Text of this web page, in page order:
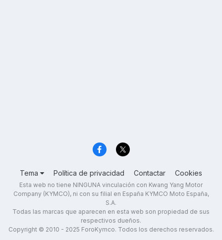
Tema Política de privacidad Contactar Cookies
Esta web no tiene NINGUNA vinculación con Kwang Yang Motor
Company (KYMCO), ni con su filial en España KYMCO Moto España,
S.A.
Todas las marcas que aparecen en esta web son propiedad de sus
respectivos dueños.
Copyright © 2010 - 2025 ForoKymco. Todos los derechos reservados.